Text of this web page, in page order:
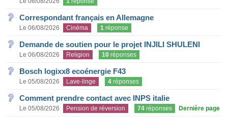
Correspondant français en Allemagne
Le 06/08/2026 Cinéma 1 réponse
Demande de soutien pour le projet INJILI SHULENI
Le 06/08/2026 Religion 10 réponses
Bosch logixx8 ecoénergie F43
Le 05/08/2026 Lave-linge 4 réponses
Comment prendre contact avec INPS italie
Le 05/08/2026 Pension de réversion 74 réponses Dernière page